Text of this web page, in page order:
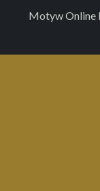
Motyw Online